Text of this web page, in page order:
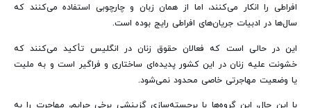
افراطی را انکار می‌کنند، اما از همان زبان و چارچوبی استفاده می‌کنند که
سال‌ها در ادبیات جریان‌های افراطی رایج بوده است.
این در حالی است که فعالان حقوق زنان در انگلیس تأکید می‌کنند که
خشونت علیه زنان در این کشور پدیده‌ای ساختاری و فراگیر است و به ملیت
یا وضعیت مهاجرتی خاصی محدود نمی‌شود.